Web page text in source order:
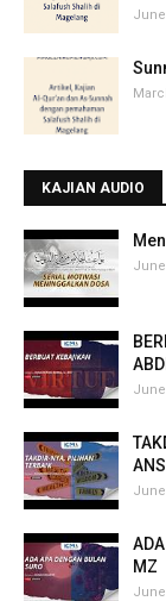
June
KAJIAN AUDIO
June
June
June
MZ
June